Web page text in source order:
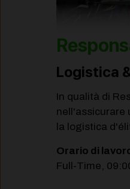
Logistica
In qualità di
nell'assicurare
la logistica
Orario di
Full-Time,